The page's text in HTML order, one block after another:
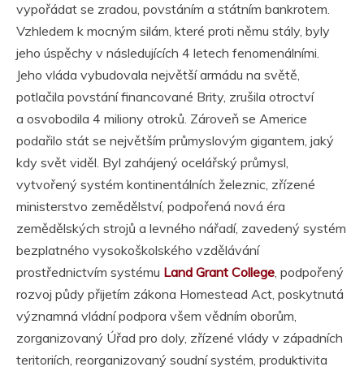
vypořádat se zradou, povstáním a státním bankrotem.
Vzhledem k mocným silám, které proti němu stály, byly
jeho úspěchy v následujících 4 letech fenomenálními.
Jeho vláda vybudovala největší armádu na světě,
potlačila povstání financované Brity, zrušila otroctví
a osvobodila 4 miliony otroků. Zároveň se Americe
podařilo stát se největším průmyslovým gigantem, jaký
kdy svět viděl. Byl zahájený ocelářský průmysl,
vytvořený systém kontinentálních železnic, zřízené
ministerstvo zemědělství, podpořená nová éra
zemědělských strojů a levného nářadí, zavedený systém
bezplatného vysokoškolského vzdělávání
prostřednictvím systému Land Grant College, podpořený
rozvoj půdy přijetím zákona Homestead Act, poskytnutá
významná vládní podpora všem vědním oborům,
zorganizovaný Úřad pro doly, zřízené vlády v západních
teritoriích, reorganizovaný soudní systém, produktivita